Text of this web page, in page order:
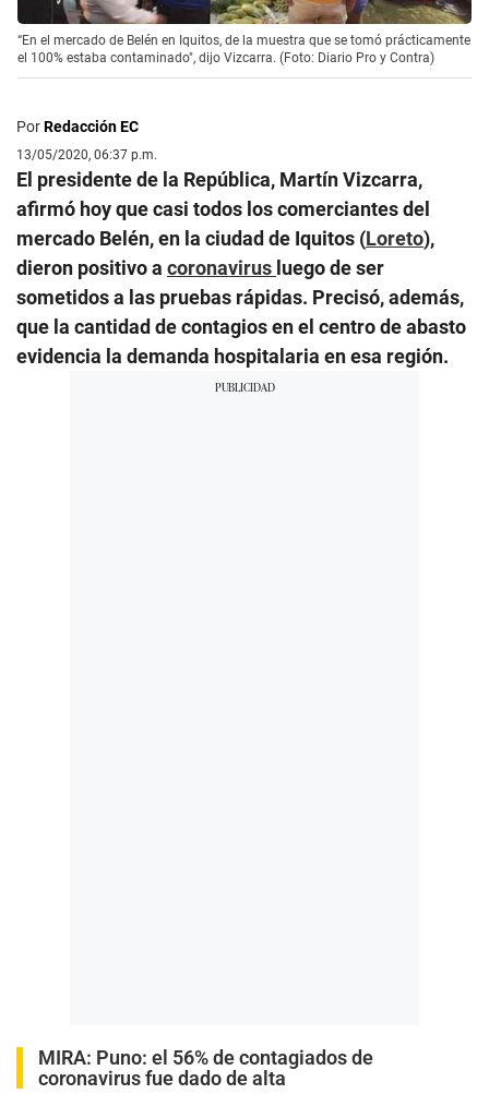
“En el mercado de Belén en Iquitos, de la muestra que se tomó prácticamente
el 100% estaba contaminado", dijo Vizcarra. (Foto: Diario Pro y Contra)
PorRedacción EC
13/05/2020, 06:37 p.m.
El presidente de la República, Martín Vizcarra,
afirmó hoy que casi todos los comerciantes del
mercado Belén, en la ciudad de Iquitos (Loreto),
dieron positivo a coronavirus luego de ser
sometidos a las pruebas rápidas. Precisó, además,
que la cantidad de contagios en el centro de abasto
evidencia la demanda hospitalaria en esa región.
MIRA: Puno: el 56% de contagiados de
coronavirus fue dado de alta